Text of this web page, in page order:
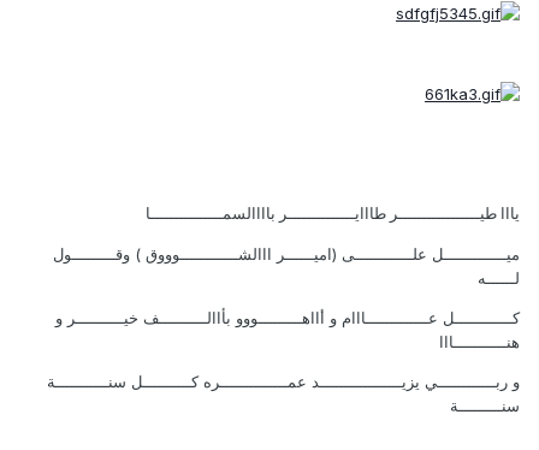
يااا طيـــــــــــــــــر طااايــــــــــــــر باااالسمـــــــــــــــا
ميـــــــــــــل علــــــــــــى (اميــــــر ااالشــــــــــــوووق ) وقـــــــــول
لــــــه
كــــــــــــل عـــــــــــــااام و أااهـــــــــووو بأاالــــــــــف خيــــــــــر و
هنـــــــــــااا
و ربــــــــــــي يزيـــــــــــــــــد عمــــــــــــــره كــــــــــل سنـــــــــــة
سنـــــــــة